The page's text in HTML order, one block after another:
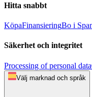
Hitta snabbt
KöpaFinansieringBo i
Säkerhet och integritet
Processing of personal data
Välj marknad och språk